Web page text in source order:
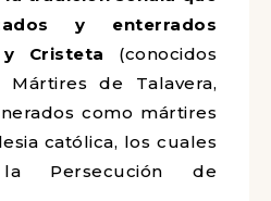
y enterrados
Cristeta (conocidos
de Talavera,
como mártires
católica, los cuales
Persecución de